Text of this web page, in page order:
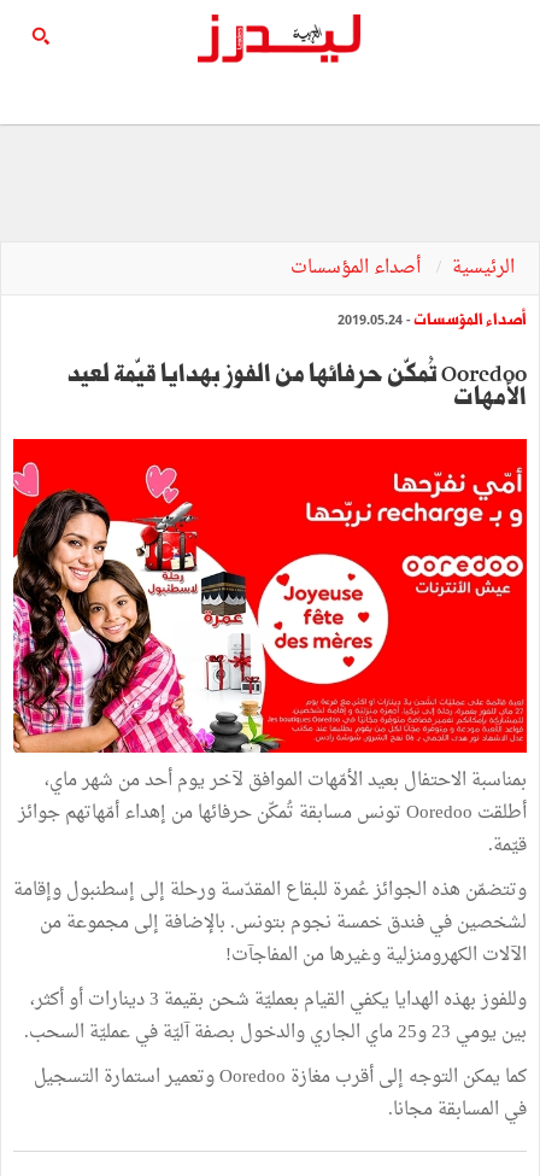
الرئيسية أصداء المؤسسات
أصداء المؤسسات- 2019.05.24
Ooredoo تُمكّن حرفائها من الفوز بهدايا قيّمة لعيد
الأمهات
بمناسبة الاحتفال بعيد الأمّهات الموافق لآخر يوم أحد من شهر ماي،
أطلقت Ooredoo تونس مسابقة تُمكّن حرفائها من إهداء أمّهاتهم جوائز
قيّمة.
وتتضمّن هذه الجوائز عُمرة للبقاع المقدّسة ورحلة إلى إسطنبول وإقامة
لشخصين في فندق خمسة نجوم بتونس. بالإضافة إلى مجموعة من
الآلات الكهرومنزلية وغيرها من المفاجآت!
وللفوز بهذه الهدايا يكفي القيام بعمليّة شحن بقيمة 3 دينارات أو أكثر،
بين يومي 23 و25 ماي الجاري والدخول بصفة آليّة في عمليّة السحب.
كما يمكن التوجه إلى أقرب مغازة Ooredoo وتعمير استمارة التسجيل
في المسابقة مجانا.